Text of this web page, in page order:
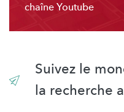
chaîne Youtube
Suivez le
la recherche